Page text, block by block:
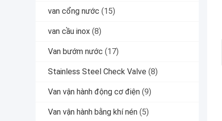
van cổng nước (15)
van cầu inox (8)
Van bướm nước (17)
Stainless Steel Check Valve (8)
Van vận hành động cơ điện (9)
Van vận hành bằng khí nén (5)